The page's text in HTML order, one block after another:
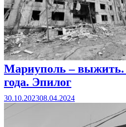
Мариуполь – выжить.
года. Эпилог
30.10.202308.04.2024